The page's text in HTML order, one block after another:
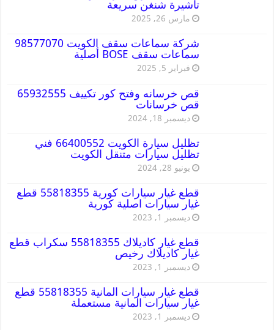
تاشيرة شنغن سريعة
مارس 26, 2025
شركة سماعات سقف الكويت 98577070
سماعات سقف BOSE أصلية
فبراير 5, 2025
قص خرسانه وفتح كور تكييف 65932555
قص خرسانات
ديسمبر 18, 2024
تظليل سيارة الكويت 66400552 فني
تظليل سيارات متنقل الكويت
يونيو 28, 2024
قطع غيار سيارات كورية 55818355 قطع
غيار سيارات اصلية كورية
ديسمبر 1, 2023
قطع غيار كاديلاك 55818355 سكراب قطع
غيار كاديلاك رخيص
ديسمبر 1, 2023
قطع غيار سيارات المانية 55818355 قطع
غيار سيارات المانية مستعملة
ديسمبر 1, 2023